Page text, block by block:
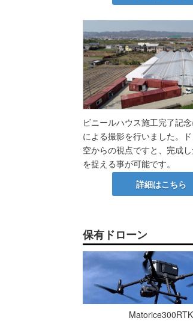
ビニールハウス施工完了記
による撮影を行いました。
空からの視点ですと、完成
を捉える事が可能です。
詳細はこちら
保有ドローン
Matorice300RTK